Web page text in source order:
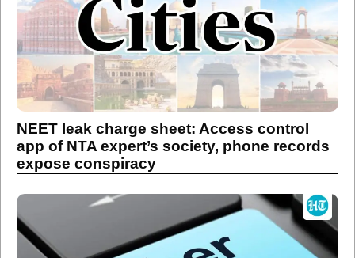
NEET leak charge sheet: Access control
app of NTA expert’s society, phone records
expose conspiracy